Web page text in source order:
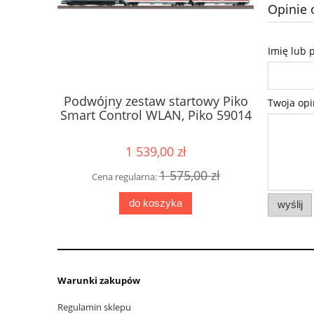
Podwójny zestaw startowy Piko
Smart Control WLAN, Piko 59014
1 539,00 zł
Cena regularna:1 575,00 zł
do koszyka
003
Opinie
Imię lub
Twoja
wyślij
Warunki zakupów
Regulamin sklepu